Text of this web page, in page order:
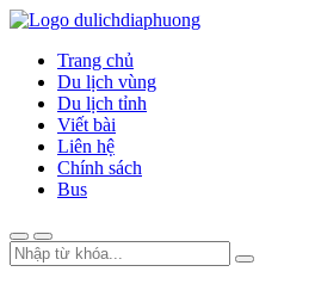
Trang chủ
Du lịch vùng
Du lịch tỉnh
Viết bài
Liên hệ
Chính sách
Bus